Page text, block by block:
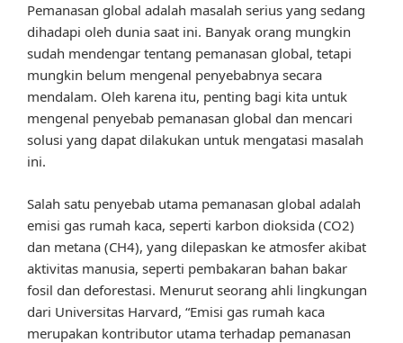
Pemanasan global adalah masalah serius yang sedang
dihadapi oleh dunia saat ini. Banyak orang mungkin
sudah mendengar tentang pemanasan global, tetapi
mungkin belum mengenal penyebabnya secara
mendalam. Oleh karena itu, penting bagi kita untuk
mengenal penyebab pemanasan global dan mencari
solusi yang dapat dilakukan untuk mengatasi masalah
ini.
Salah satu penyebab utama pemanasan global adalah
emisi gas rumah kaca, seperti karbon dioksida (CO2)
dan metana (CH4), yang dilepaskan ke atmosfer akibat
aktivitas manusia, seperti pembakaran bahan bakar
fosil dan deforestasi. Menurut seorang ahli lingkungan
dari Universitas Harvard, “Emisi gas rumah kaca
merupakan kontributor utama terhadap pemanasan